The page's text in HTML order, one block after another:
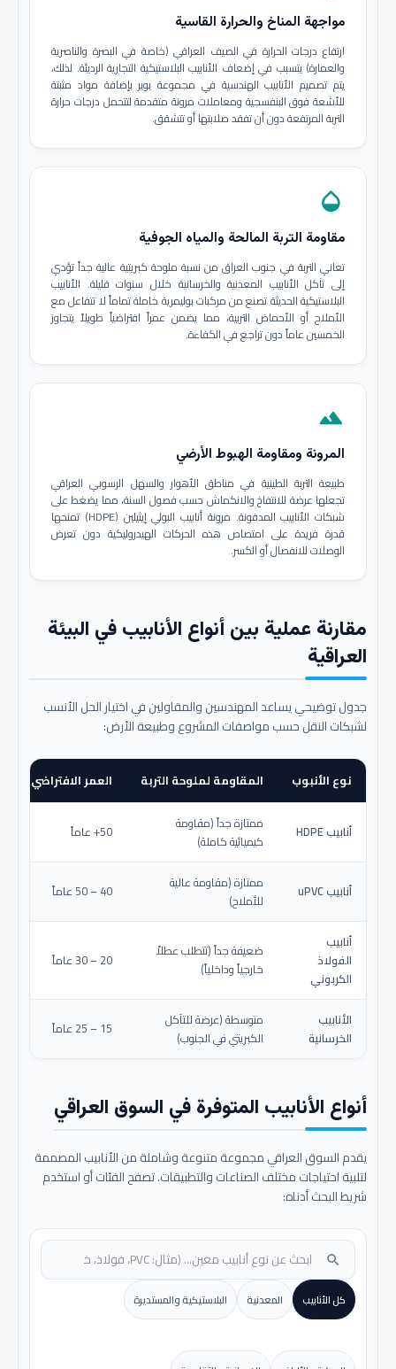
مواجهة المناخ والحرارة القاسية
ارتفاع درجات الحرارة في الصيف العراقي (خاصة في البصرة والناصرية
والعمارة) يتسبب في إضعاف الأنابيب البلاستيكية التجارية الرديئة. لذلك،
يتم تصميم الأنابيب الهندسية في مجموعة بوير بإضافة مواد مثبتة
للأشعة فوق البنفسجية ومعاملات مرونة متقدمة لتتحمل درجات حرارة
التربة المرتفعة دون أن تفقد صلابتها أو تتشقق.
opacity
مقاومة التربة المالحة والمياه الجوفية
تعاني التربة في جنوب العراق من نسبة ملوحة كبريتية عالية جداً تؤدي
إلى تآكل الأنابيب المعدنية والخرسانية خلال سنوات قليلة. الأنابيب
البلاستيكية الحديثة تصنع من مركبات بوليمرية خاملة تماماً لا تتفاعل مع
الأملاح أو الأحماض التربية، مما يضمن عمراً افتراضياً طويلاً يتجاوز
الخمسين عاماً دون تراجع في الكفاءة.
terrain
المرونة ومقاومة الهبوط الأرضي
طبيعة التربة الطينية في مناطق الأهوار والسهل الرسوبي العراقي
تجعلها عرضة للانتفاخ والانكماش حسب فصول السنة، مما يضغط على
شبكات الأنابيب المدفونة. مرونة أنابيب البولي إيثيلين (HDPE) تمنحها
قدرة فريدة على امتصاص هذه الحركات الهيدروليكية دون تعرض
الوصلات للانفصال أو الكسر.
مقارنة عملية بين أنواع الأنابيب في البيئة
العراقية
جدول توضيحي يساعد المهندسين والمقاولين في اختيار الحل الأنسب
لشبكات النقل حسب مواصفات المشروع وطبيعة الأرض:
نوع الأنبوب المقاومة لملوحة التربة العمر الافتراضي
أنابيب HDPE
ممتازة جداً (مقاومة
كيميائية كاملة)
50+ عاماً
أنابيب uPVC
ممتازة (مقاومة عالية
للأملاح)
40 – 50 عاماً
أنابيب
الفولاذ
الكربوني
ضعيفة جداً (تتطلب عطلاً
خارجياً وداخلياً)
20 – 30 عاماً
الأنابيب
الخرسانية
متوسطة (عرضة للتآكل
الكبريتي في الجنوب)
15 – 25 عاماً
أنواع الأنابيب المتوفرة في السوق العراقي
يقدم السوق العراقي مجموعة متنوعة وشاملة من الأنابيب المصممة
لتلبية احتياجات مختلف الصناعات والتطبيقات. تصفح الفئات أو استخدم
شريط البحث أدناه:
search
كل الأنابيب المعدنية البلاستيكية والمستديرة